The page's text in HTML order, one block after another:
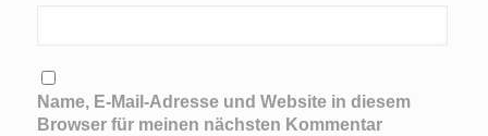
Name, E-Mail-Adresse und Website in diesem
Browser für meinen nächsten Kommentar